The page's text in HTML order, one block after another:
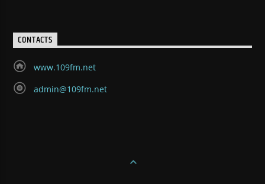
CONTACTS
www.109fm.net
admin@109fm.net